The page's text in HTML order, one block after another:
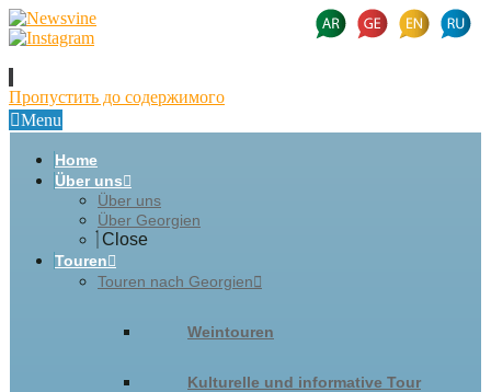
Пропустить до содержимого
Menu
Home
Über uns
Über uns
Über Georgien
Close
Touren
Touren nach Georgien
Weintouren
Kulturelle und informative Tour